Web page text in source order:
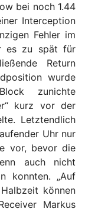
bei noch 1.44
Interception
Fehler im
es zu spät für
Return
wurde
zunichte
kurz vor der
Letztendlich
Uhr nur
vor, bevor die
auch nicht
konnten. „Auf
können
Markus